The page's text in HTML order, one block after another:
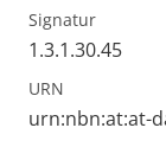
Signatur
1.3.1.30.45
URN
urn:nbn:at:at-